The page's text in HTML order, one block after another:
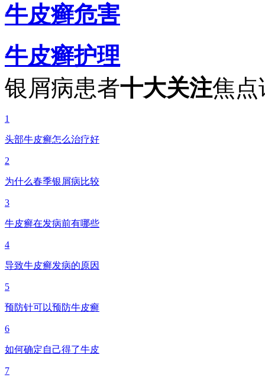
牛皮癣危害
牛皮癣护理
银屑病患者十大关注焦点
1
头部牛皮癣怎么治疗好
2
为什么春季银屑病比较
3
牛皮癣在发病前有哪些
4
导致牛皮癣发病的原因
5
预防针可以预防牛皮癣
6
如何确定自己得了牛皮
7